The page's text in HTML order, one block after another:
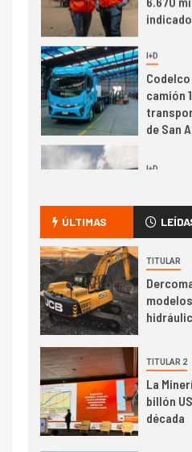
BHP
cobre
7
6.670
camión
2
3
PIB
ÚLTIMAS
TITULAR
TITULAR 2
La
billón
década